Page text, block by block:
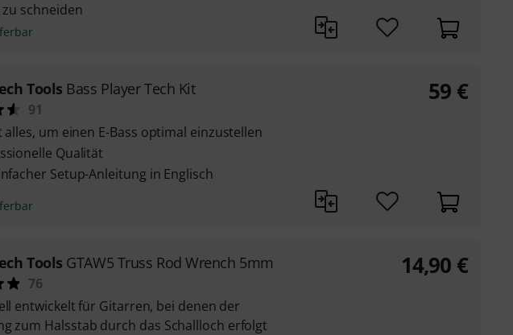
schneiden
Tools Bass Player Tech Kit
91
alles, um einen E-Bass optimal einzustellen
Qualität
Setup-Anleitung in Englisch
59 €
Tools GTAW5 Truss Rod Wrench 5mm
76
entwickelt für Gitarren, bei denen der
zum Halsstab durch das Schallloch erfolgt
14,90 €